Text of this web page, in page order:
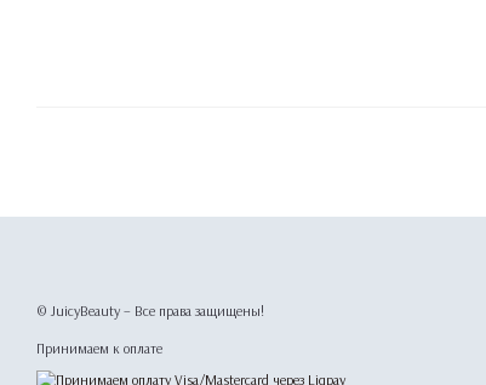
© JuicyBeauty – Все права защищены!
Принимаем к оплате